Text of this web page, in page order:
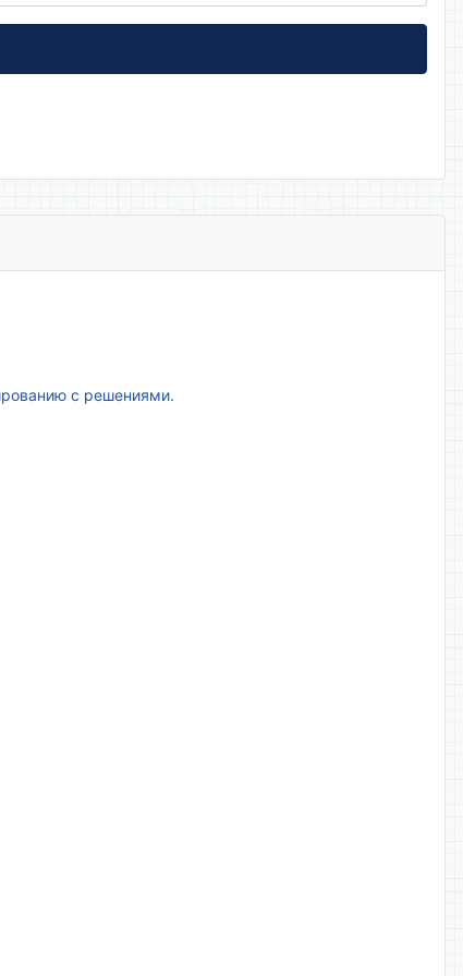
с решениями.